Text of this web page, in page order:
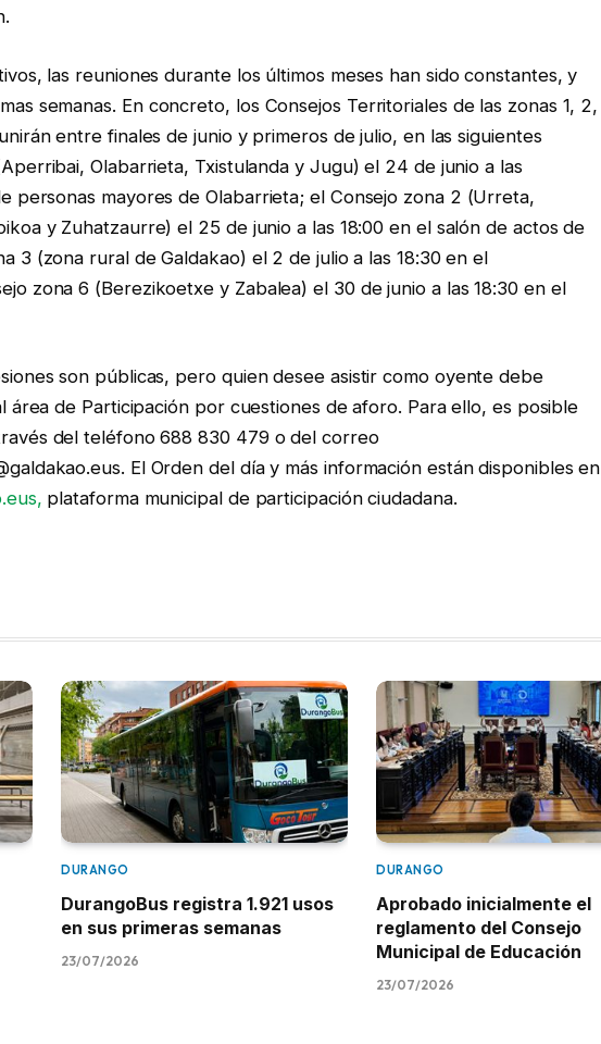
las reuniones durante los últimos meses han sido constantes, y
semanas. En concreto, los Consejos Territoriales de las zonas 1, 2,
entre finales de junio y primeros de julio, en las siguientes
Olabarrieta, Txistulanda y Jugu) el 24 de junio a las
personas mayores de Olabarrieta; el Consejo zona 2 (Urreta,
y Zuhatzaurre) el 25 de junio a las 18:00 en el salón de actos de
3 (zona rural de Galdakao) el 2 de julio a las 18:30 en el
zona 6 (Berezikoetxe y Zabalea) el 30 de junio a las 18:30 en el
son públicas, pero quien desee asistir como oyente debe
área de Participación por cuestiones de aforo. Para ello, es posible
del teléfono 688 830 479 o del correo
El Orden del día y más información están disponibles en
plataforma municipal de participación ciudadana.
DURANGO
DurangoBus registra 1.921 usos
en sus primeras semanas
23/07/2026
DURANGO
Aprobado inicialmente el
reglamento del Consejo
Municipal de Educación
23/07/2026